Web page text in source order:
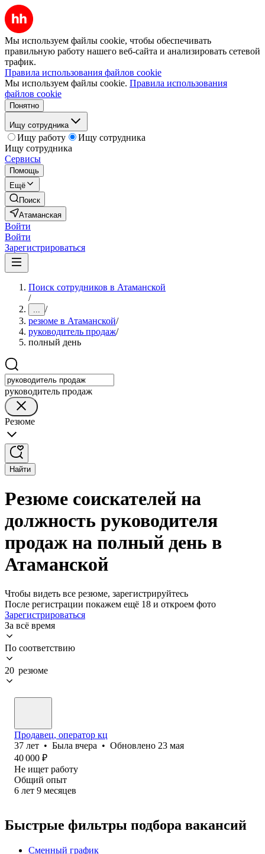
Мы используем файлы cookie, чтобы обеспечивать
правильную работу нашего веб-сайта и анализировать сетевой
трафик.
Правила использования файлов cookie
Мы используем файлы cookie. Правила использования
файлов cookie
Понятно
Ищу сотрудника
Ищу работу
Ищу сотрудника
Ищу сотрудника
Сервисы
Помощь
Ещё
Поиск
Атаманская
Войти
Войти
Зарегистрироваться
Поиск сотрудников в Атаманской
/
... /
резюме в Атаманской/
руководитель продаж/
полный день
руководитель продаж
Резюме
Найти
Резюме соискателей на
должность руководителя
продаж на полный день в
Атаманской
Чтобы видеть все резюме, зарегистрируйтесь
После регистрации покажем ещё 18 и откроем фото
Зарегистрироваться
За всё время
По соответствию
20 резюме
Продавец, оператор кц
37 лет • Была вчера • Обновлено 23 мая
40 000 ₽
Не ищет работу
Общий опыт
6 лет 9 месяцев
Быстрые фильтры подбора вакансий
Сменный график